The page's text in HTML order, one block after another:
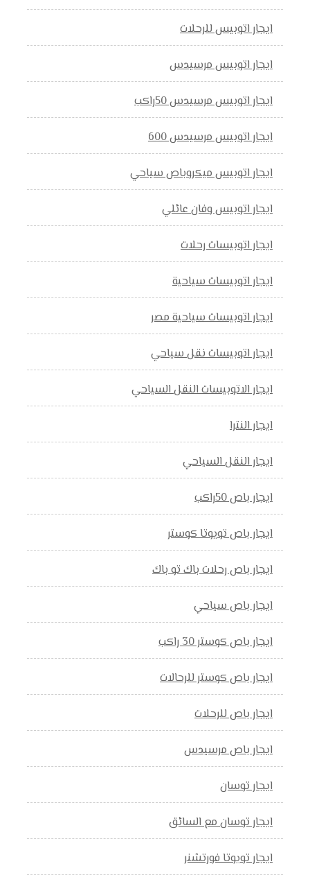
ايجار اتوبيس للرحلات
ايجار اتوبيس مرسيدس
ايجار اتوبيس مرسيدس 50راكب
ايجار اتوبيس مرسيدس 600
ايجار اتوبيس ميكروباص سياحي
ايجار اتوبيس وفان عائلي
ايجار اتوبيسات رحلات
ايجار اتوبيسات سياحية
ايجار اتوبيسات سياحية مصر
ايجار اتوبيسات نقل سياحي
ايجار الاتوبيسات النقل السياحي
ايجار النترا
ايجار النقل السياحي
ايجار باص 50راكب
ايجار باص تويوتا كوستر
ايجار باص رحلات باك تو باك
ايجار باص سياحي
ايجار باص كوستر 30 راكب
ايجار باص كوستر للرحالات
ايجار باص للرحلات
ايجار باص مرسيدس
ايجار توسان
ايجار توسان مع السائق
ايجار تويوتا فورتشنر